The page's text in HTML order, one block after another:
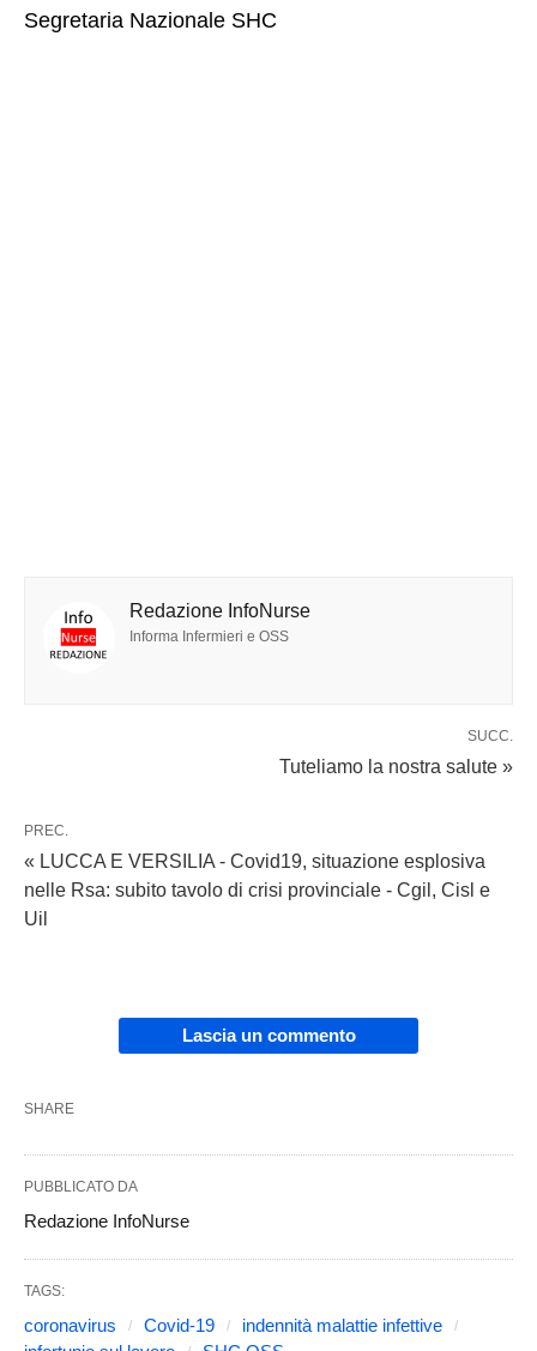
Segretaria Nazionale SHC
Redazione InfoNurse
Informa Infermieri e OSS
SUCC.
Tuteliamo la nostra salute »
PREC.
« LUCCA E VERSILIA - Covid19, situazione esplosiva
nelle Rsa: subito tavolo di crisi provinciale - Cgil, Cisl e
Uil
Lascia un commento
SHARE
PUBBLICATO DA
Redazione InfoNurse
TAGS:
coronavirus Covid-19
indennità malattie infettive